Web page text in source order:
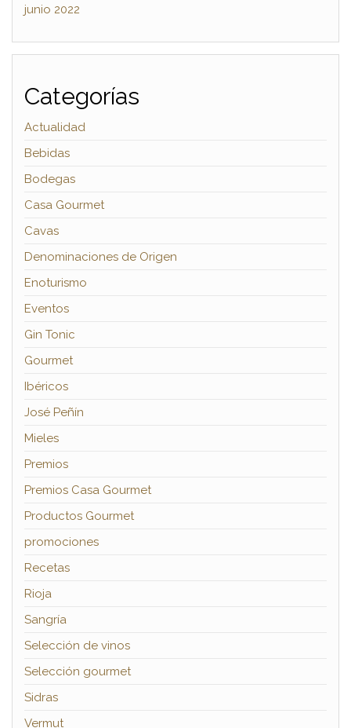
junio 2022
Categorías
Actualidad
Bebidas
Bodegas
Casa Gourmet
Cavas
Denominaciones de Origen
Enoturismo
Eventos
Gin Tonic
Gourmet
Ibéricos
José Peñín
Mieles
Premios
Premios Casa Gourmet
Productos Gourmet
promociones
Recetas
Rioja
Sangría
Selección de vinos
Selección gourmet
Sidras
Vermut